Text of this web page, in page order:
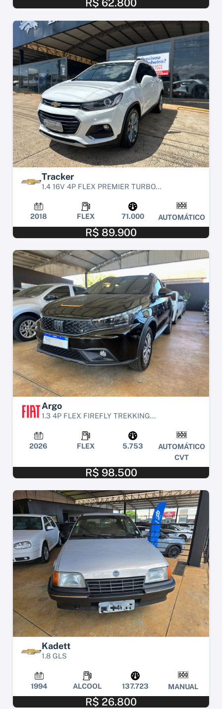
R$ 62.800
Tracker
1.4 16V 4P FLEX PREMIER TURBO...
2018 FLEX 71.000 AUTOMÁTICO
R$ 89.900
Argo
1.3 4P FLEX FIREFLY TREKKING...
2026 FLEX 5.753
AUTOMÁTICO
CVT
R$ 98.500
Kadett
1.8 GLS
1994 ALCOOL 137.723 MANUAL
R$ 26.800